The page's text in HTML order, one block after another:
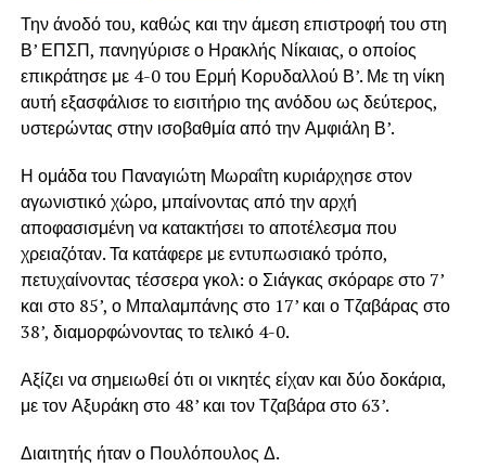
Την άνοδό του, καθώς και την άμεση επιστροφή του στη
Β’ ΕΠΣΠ, πανηγύρισε ο Ηρακλής Νίκαιας, ο οποίος
επικράτησε με 4-0 του Ερμή Κορυδαλλού Β’. Με τη νίκη
αυτή εξασφάλισε το εισιτήριο της ανόδου ως δεύτερος,
υστερώντας στην ισοβαθμία από την Αμφιάλη Β’.
Η ομάδα του Παναγιώτη Μωραΐτη κυριάρχησε στον
αγωνιστικό χώρο, μπαίνοντας από την αρχή
αποφασισμένη να κατακτήσει το αποτέλεσμα που
χρειαζόταν. Τα κατάφερε με εντυπωσιακό τρόπο,
πετυχαίνοντας τέσσερα γκολ: ο Σιάγκας σκόραρε στο 7’
και στο 85’, ο Μπαλαμπάνης στο 17’ και ο Τζαβάρας στο
38’, διαμορφώνοντας το τελικό 4-0.
Αξίζει να σημειωθεί ότι οι νικητές είχαν και δύο δοκάρια,
με τον Αξυράκη στο 48’ και τον Τζαβάρα στο 63’.
Διαιτητής ήταν ο Πουλόπουλος Δ.